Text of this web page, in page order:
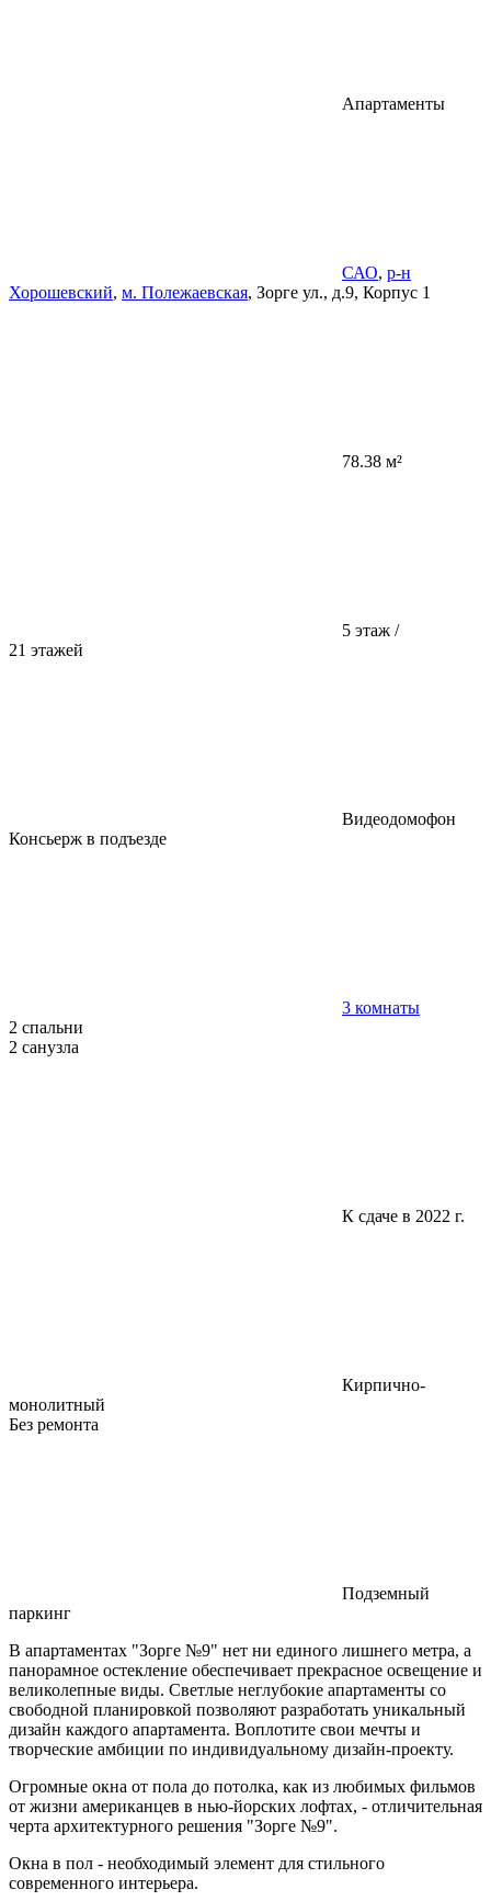
Апартаменты
САО, р-н
Хорошевский, м. Полежаевская, Зорге ул., д.9, Корпус 1
78.38 м²
5 этаж /
21 этажей
Видеодомофон
Консьерж в подъезде
3 комнаты
2 спальни
2 санузла
К сдаче в 2022 г.
Кирпично-
монолитный
Без ремонта
Подземный
паркинг
В апартаментах "Зорге №9" нет ни единого лишнего метра, а
панорамное остекление обеспечивает прекрасное освещение и
великолепные виды. Светлые неглубокие апартаменты со
свободной планировкой позволяют разработать уникальный
дизайн каждого апартамента. Воплотите свои мечты и
творческие амбиции по индивидуальному дизайн-проекту.
Огромные окна от пола до потолка, как из любимых фильмов
от жизни американцев в нью-йорских лофтах, - отличительная
черта архитектурного решения "Зорге №9".
Окна в пол - необходимый элемент для стильного
современного интерьера.